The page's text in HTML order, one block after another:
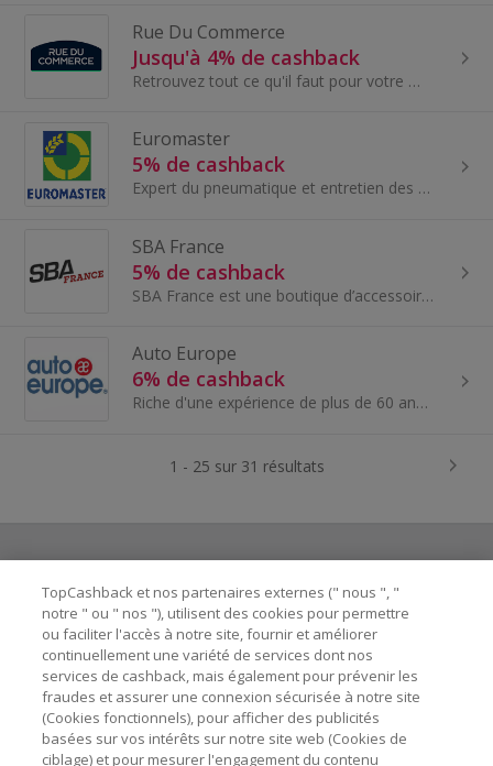
Rue Du Commerce
Jusqu'à 4% de cashback
Retrouvez tout ce qu'il faut pour votre maison chez RueDuCommerce et faites de économie en gagnant du cashback.
Euromaster
5% de cashback
Expert du pneumatique et entretien des véhicules, Euromaster est une filiale du groupe Michelin.
SBA France
5% de cashback
SBA France est une boutique d’accessoires et pièces détachées pour la moto. Créée par des passionnés pour des passionnés de belles mécaniques, ils...
Auto Europe
6% de cashback
Riche d'une expérience de plus de 60 ans, Auto Europe est le leader mondial dans le secteur de la location de voiture.
1 - 25 sur 31 résultats
Besoin d'aide ?
Astuces pour économiser
A propos de
TopCashback et nos partenaires externes (" nous ", "
notre " ou " nos "), utilisent des cookies pour permettre
ou faciliter l'accès à notre site, fournir et améliorer
continuellement une variété de services dont nos
services de cashback, mais également pour prévenir les
fraudes et assurer une connexion sécurisée à notre site
(Cookies fonctionnels), pour afficher des publicités
basées sur vos intérêts sur notre site web (Cookies de
ciblage) et pour mesurer l'engagement du contenu